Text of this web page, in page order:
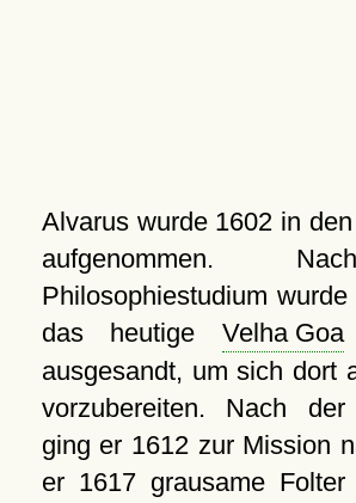
Alvarus wurde 1602 in den
aufgenommen.
Philosophiestudium
das heutige Velha Goa
ausgesandt, um sich dort
vorzubereiten. Nach der
ging er 1612 zur Mission
er 1617 grausame